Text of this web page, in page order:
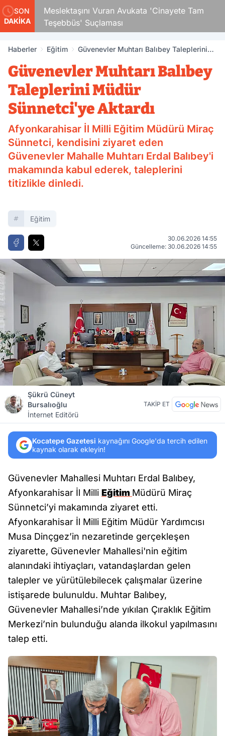
SON
DAKİKA
Meslektaşını Vuran Avukata 'Cinayete Tam
Teşebbüs' Suçlaması
Haberler Eğitim
Güvenevler Muhtarı Balıbey Taleplerini
Güvenevler Muhtarı Balıbey
Taleplerini Müdür
Sünnetci'ye Aktardı
Afyonkarahisar İl Milli Eğitim Müdürü Miraç
Sünnetci, kendisini ziyaret eden
Güvenevler Mahalle Muhtarı Erdal Balıbey'i
makamında kabul ederek, taleplerini
titizlikle dinledi.
Eğitim
30.06.2026 14:55
Güncelleme: 30.06.2026 14:55
Şükrü Cüneyt
Bursalıoğlu
İnternet Editörü
TAKİP ET
Kocatepe Gazetesi kaynağını Google'da tercih edilen
kaynak olarak ekleyin!
Güvenevler Mahallesi Muhtarı Erdal Balıbey,
Afyonkarahisar İl Milli Eğitim Müdürü Miraç
Sünnetci’yi makamında ziyaret etti.
Afyonkarahisar İl Milli Eğitim Müdür Yardımcısı
Musa Dinçgez’in nezaretinde gerçekleşen
ziyarette, Güvenevler Mahallesi'nin eğitim
alanındaki ihtiyaçları, vatandaşlardan gelen
talepler ve yürütülebilecek çalışmalar üzerine
istişarede bulunuldu. Muhtar Balıbey,
Güvenevler Mahallesi’nde yıkılan Çıraklık Eğitim
Merkezi’nin bulunduğu alanda ilkokul yapılmasını
talep etti.